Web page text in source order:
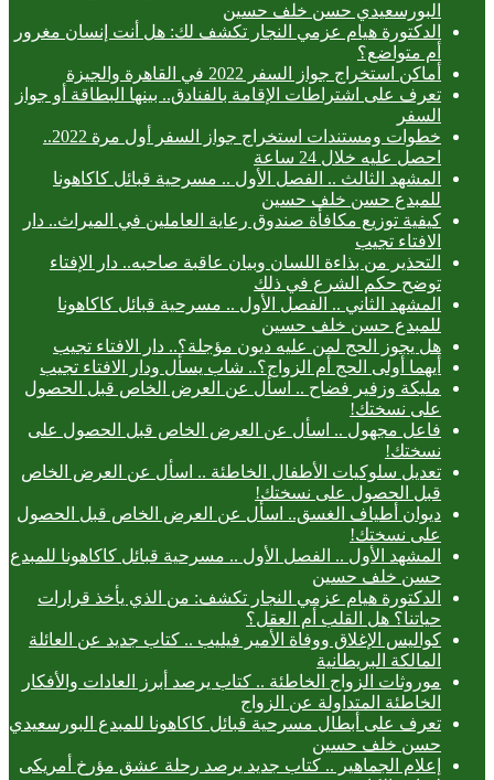
البورسعيدي حسن خلف حسين
الدكتورة هيام عزمي النجار تكشف لك: هل أنت إنسان مغرور
أم متواضع؟
أماكن استخراج جواز السفر 2022 في القاهرة والجيزة
تعرف على اشتراطات الإقامة بالفنادق.. بينها البطاقة أو جواز
السفر
خطوات ومستندات استخراج جواز السفر أول مرة 2022..
احصل عليه خلال 24 ساعة
المشهد الثالث .. الفصل الأول .. مسرحية قبائل كاكاهونا
للمبدع حسن خلف حسين
كيفية توزيع مكافأة صندوق رعاية العاملين في الميراث.. دار
الافتاء تجيب
التحذير من بذاءة اللسان وبيان عاقبة صاحبه.. دار الإفتاء
توضح حكم الشرع في ذلك
المشهد الثاني .. الفصل الأول .. مسرحية قبائل كاكاهونا
للمبدع حسن خلف حسين
هل يجوز الحج لمن عليه ديون مؤجلة؟.. دار الافتاء تجيب
أيهما أولى الحج أم الزواج؟.. شاب يسأل ودار الافتاء تجيب
مليكة وزفير فضاح .. اسأل عن العرض الخاص قبل الحصول
على نسختك!
فاعل مجهول .. اسأل عن العرض الخاص قبل الحصول على
نسختك!
تعديل سلوكيات الأطفال الخاطئة .. اسأل عن العرض الخاص
قبل الحصول على نسختك!
ديوان أطياف الغسق.. اسأل عن العرض الخاص قبل الحصول
على نسختك!
المشهد الأول .. الفصل الأول .. مسرحية قبائل كاكاهونا للمبدع
حسن خلف حسين
الدكتورة هيام عزمي النجار تكشف: من الذي يأخذ قرارات
حياتنا؟ هل القلب أم العقل؟
كواليس الإغلاق ووفاة الأمير فيليب .. كتاب جديد عن العائلة
المالكة البريطانية
موروثات الزواج الخاطئة .. كتاب يرصد أبرز العادات والأفكار
الخاطئة المتداولة عن الزواج
تعرف على أبطال مسرحية قبائل كاكاهونا للمبدع البورسعيدي
حسن خلف حسين
إعلام الجماهير .. كتاب جديد يرصد رحلة عشق مؤرخ أمريكى